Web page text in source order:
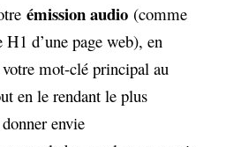
émission audio (comme
d’une page web), en
mot-clé principal au
en le rendant le plus
envie